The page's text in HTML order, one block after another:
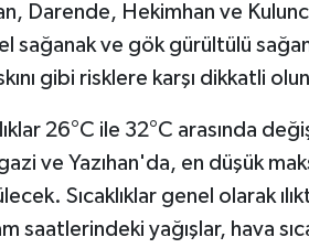
Darende, Hekimhan ve
sağanak ve gök gürültülü
gibi risklere karşı dikkatli
26°C ile 32°C arasında
ve Yazıhan'da, en düşük
Sıcaklıklar genel olarak
saatlerindeki yağışlar, hava